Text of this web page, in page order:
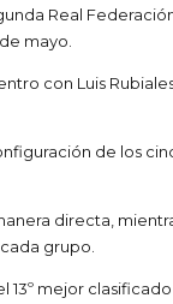
Real
mayo.
con Luis
de los
directa,
grupo.
mejor